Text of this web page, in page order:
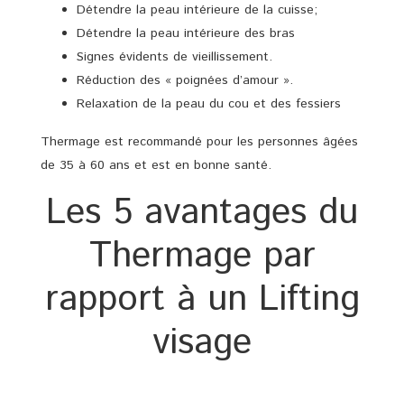
Détendre la peau intérieure de la cuisse;
Détendre la peau intérieure des bras
Signes évidents de vieillissement.
Réduction des « poignées d’amour ».
Relaxation de la peau du cou et des fessiers
Thermage est recommandé pour les personnes âgées
de 35 à 60 ans et est en bonne santé.
Les 5 avantages du
Thermage par
rapport à un Lifting
visage